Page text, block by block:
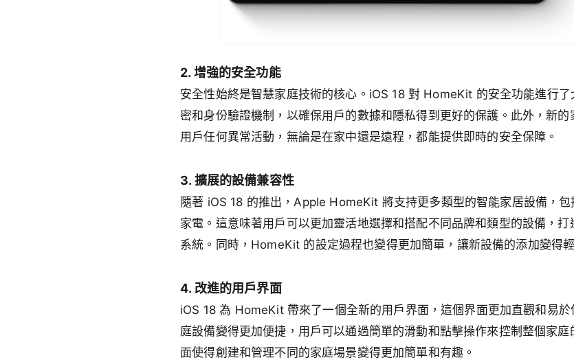
2. 增強的安全功能
安全性始終是智慧家庭技術的核心。iOS 18 對 HomeKit 的安全功能進行
密和身份驗證機制，以確保用戶的數據和隱私得到更好的保護。此外，新
用戶任何異常活動，無論是在家中還是遠程，都能提供即時的安全保障。
3. 擴展的設備兼容性
隨著 iOS 18 的推出，Apple HomeKit 將支持更多類型的智能家居設備，
家電。這意味著用戶可以更加靈活地選擇和搭配不同品牌和類型的設備，
系統。同時，HomeKit 的設定過程也變得更加簡單，讓新設備的添加變得
4. 改進的用戶界面
iOS 18 為 HomeKit 帶來了一個全新的用戶界面，這個界面更加直觀和易
庭設備變得更加便捷，用戶可以通過簡單的滑動和點擊操作來控制整個家
面使得創建和管理不同的家庭場景變得更加簡單和有趣。